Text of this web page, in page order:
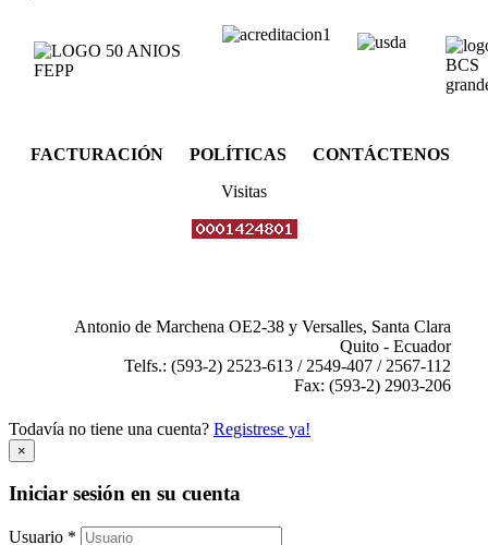
FACTURACIÓN POLÍTICAS CONTÁCTENOS
Visitas
Antonio de Marchena OE2-38 y Versalles, Santa Clara
Quito - Ecuador
Telfs.: (593-2) 2523-613 / 2549-407 / 2567-112
Fax: (593-2) 2903-206
Todavía no tiene una cuenta? Registrese ya!
×
Iniciar sesión en su cuenta
Usuario *